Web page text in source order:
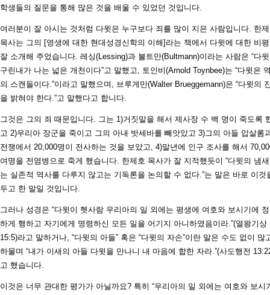
학생들의 질문을 통해 많은 것을 배울 수 있었던 것입니다.
여러분이 잘 아시는 것처럼 다윗은 누구보다 죄를 많이 지은 사람입니다. 한
목사는 그의 [영생에 대한 현대성경신학의 이해]라는 책에서 다윗에 대한 비
잘 소개해 주었습니다. 레싱(Lessing)과 불트만(Bultmann)이라는 사람은 “다
구린내가 나는 넓은 개천이다”고 말했고, 토인비(Arnold Toynbee)는 “다윗은
의 스캔들이다.”이라고 말했으며, 브루게만(Walter Brueggemann)은 “다윗의
을 밝혀야 한다.”고 말했다고 합니다.
그것은 그의 죄 때문입니다. 그는 1)거짓말을 해서 제사장 수 백 명이 죽도록
고 2)우리아 장군을 죽이고 그의 아내 밧세바를 빼앗았고 3)그의 아들 압살롬
전쟁에서 20,000명이 전사하는 것을 보았고, 4)말년에 인구 조사를 해서
여명을 전염병으로 죽게 했습니다. 한제호 목사가 잘 지적했듯이 “다윗의 냄
는 실존적 역사를 다루지 않고는 기독론을 논의할 수 없다.”는 말은 바로 이것
두고 한 말일 것입니다.
그러나 성경은 “다윗이 헷사람 우리아의 일 외에는 평생에 여호와 보시기에
하게 행하고 자기에게 명령하신 모든 일을 어기지 아니하였음이라.”(열왕기상
15:5)라고 말하거나, “다윗의 아들” 혹은 “다윗의 자손”이란 말은 수도 없이 많
하물며 “내가 이새의 아들 다윗을 만나니 내 마음에 합한 자라.”(사도행전
고 했습니다.
이것은 너무 관대한 평가가 아닐까요? 특히 “우리아의 일 외에는 여호와 보시